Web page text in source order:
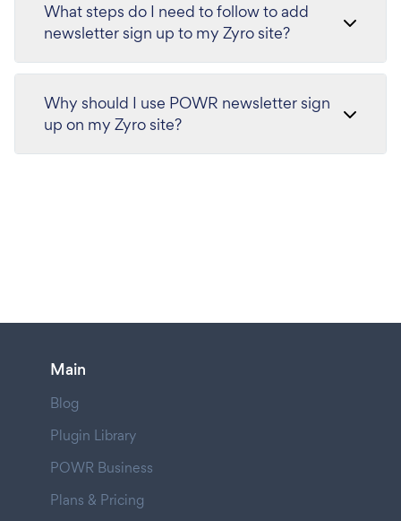
What steps do I need to follow to add
newsletter sign up to my Zyro site?
Why should I use POWR newsletter sign
up on my Zyro site?
Main
Blog
Plugin Library
POWR Business
Plans & Pricing